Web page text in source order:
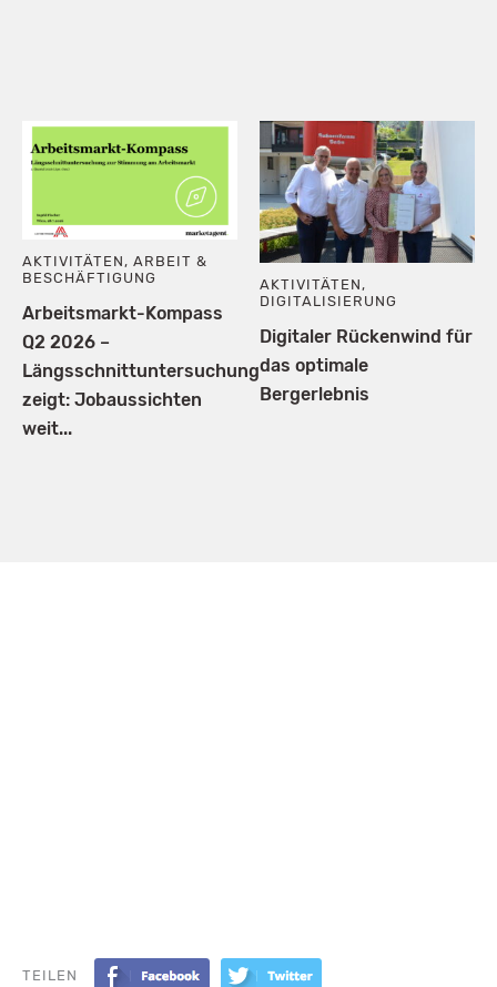
AKTIVITÄTEN,ARBEIT &
BESCHÄFTIGUNG
Arbeitsmarkt-Kompass
Q2 2026 –
Längsschnittuntersuchung
zeigt: Jobaussichten
weit...
AKTIVITÄTEN,
DIGITALISIERUNG
Digitaler Rückenwind für
das optimale
Bergerlebnis
TEILEN